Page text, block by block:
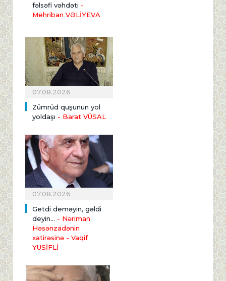
fəlsəfi vəhdəti -
Mehriban VƏLİYEVA
07.08.2026
Zümrüd quşunun yol
yoldaşı - Barat VÜSAL
07.08.2026
Getdi deməyin, gəldi
deyin... - Nəriman
Həsənzadənin
xatirəsinə - Vaqif
YUSİFLİ